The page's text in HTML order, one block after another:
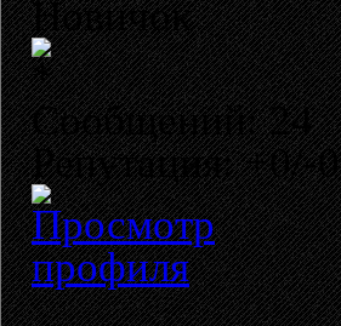
Новичок
Сообщений: 24
Репутация: +0/-0